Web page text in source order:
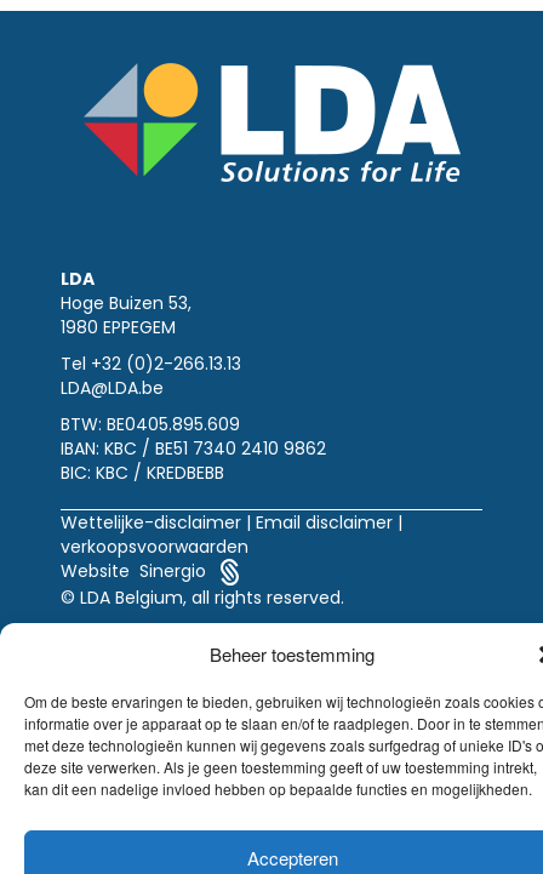
Beheer toestemming
Om de beste ervaringen te bieden, gebruiken wij technologieën zoals cookies
informatie over je apparaat op te slaan en/of te raadplegen. Door in te
met deze technologieën kunnen wij gegevens zoals surfgedrag of unieke ID's
deze site verwerken. Als je geen toestemming geeft of uw toestemming intrekt,
kan dit een nadelige invloed hebben op bepaalde functies en mogelijkheden.
Accepteren
LDA
Hoge Buizen 53,
1980 EPPEGEM
Tel +32 (0)2-266.13.13
LDA@LDA.be
BTW: BE0405.895.609
IBAN: KBC / BE51 7340 2410 9862
BIC: KBC / KREDBEBB
Wettelijke-disclaimer | Email disclaimer |
verkoopsvoorwaarden
Website Sinergio
© LDA Belgium, all rights reserved.